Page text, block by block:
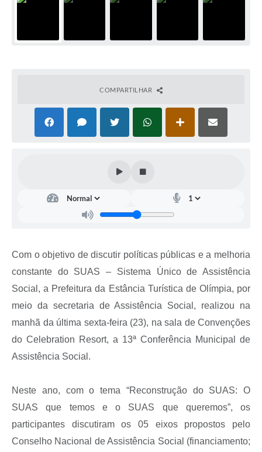
COMPARTILHAR
Com o objetivo de discutir políticas públicas e a melhoria
constante do SUAS – Sistema Único de Assistência
Social, a Prefeitura da Estância Turística de Olímpia, por
meio da secretaria de Assistência Social, realizou na
manhã da última sexta-feira (23), na sala de Convenções
do Celebration Resort, a 13ª Conferência Municipal de
Assistência Social.
Neste ano, com o tema “Reconstrução do SUAS: O
SUAS que temos e o SUAS que queremos”, os
participantes discutiram os 05 eixos propostos pelo
Conselho Nacional de Assistência Social (financiamento;